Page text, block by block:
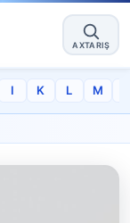
AXTARIŞ
I K L M